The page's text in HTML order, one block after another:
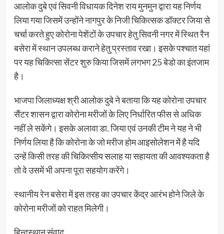
आलोक दुबे एवं सिवनी विधायक दिनेश राय मुनमुन द्वारा यह निर्णय
लिया गया जिसमें उन्होंने नागपुर के निजी चिकित्सक डॉक्टर जिया से
चर्चा करते हुए कोरोना पेशेंटों के उपचार हेतु सिवनी नगर में स्थित रैन
बसेरा में स्थान उपलब्ध कराने हेतु प्रस्ताव रखा। इसके पश्चात यहां
पर यह चिकित्सा सेंटर शुरु किया जिसमें लगभग 25 बेडो का इंतजाम
है।
भाजपा जिलाध्यक्ष श्री आलोक दुबे ने बताया कि यह कोरोना उपचार
सैंटर शासन द्वारा कोरोना मरीजों के लिए निर्धारित फीस से अधिक
नहीं ले सकेंगे। इसके अलावा डा. जिया एवं उनकी टीम ने यह ने भी
निर्णय लिया है कि कोरोना के जो मरीज होम आइसोलेशन में है यदि
उन्हें किसी तरह की चिकित्सीय सलाह या सहायता की आवश्यकता है
तो वे उसमें भी अपना पूरा सहयोग करेंगे।
स्थानीय रेन बसेरा में इस तरह का उपचार केंद्र आरंभ होने जिले के
कोरोना मरीजों को राहत मिलेगी।